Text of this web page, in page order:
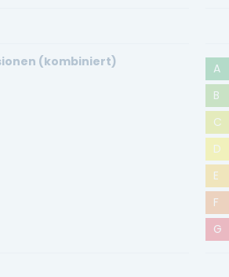
(kombiniert)
A
B
C
D
E
F
G